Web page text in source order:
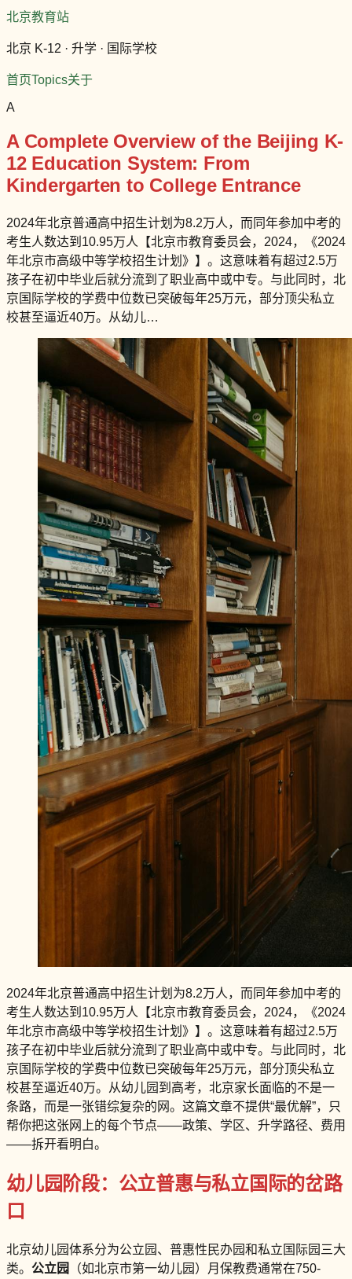
北京教育站
北京 K-12 · 升学 · 国际学校
首页Topics关于
A
A Complete Overview of the Beijing K-
12 Education System: From
Kindergarten to College Entrance
2024年北京普通高中招生计划为8.2万人，而同年参加中考的
考生人数达到10.95万人【北京市教育委员会，2024，《2024
年北京市高级中等学校招生计划》】。这意味着有超过2.5万
孩子在初中毕业后就分流到了职业高中或中专。与此同时，北
京国际学校的学费中位数已突破每年25万元，部分顶尖私立
校甚至逼近40万。从幼儿…
2024年北京普通高中招生计划为8.2万人，而同年参加中考的
考生人数达到10.95万人【北京市教育委员会，2024，《2024
年北京市高级中等学校招生计划》】。这意味着有超过2.5万
孩子在初中毕业后就分流到了职业高中或中专。与此同时，北
京国际学校的学费中位数已突破每年25万元，部分顶尖私立
校甚至逼近40万。从幼儿园到高考，北京家长面临的不是一
条路，而是一张错综复杂的网。这篇文章不提供“最优解”，只
帮你把这张网上的每个节点——政策、学区、升学路径、费用
——拆开看明白。
幼儿园阶段：公立普惠与私立国际的岔路
口
北京幼儿园体系分为公立园、普惠性民办园和私立国际园三大
类。 公立园
（如北京市第一幼儿园）月保教费通常在750-